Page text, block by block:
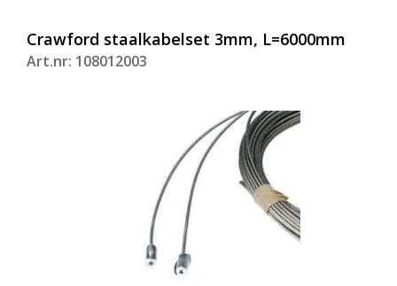
Crawford staalkabelset 3mm, L=6000mm
Art.nr: 108012003